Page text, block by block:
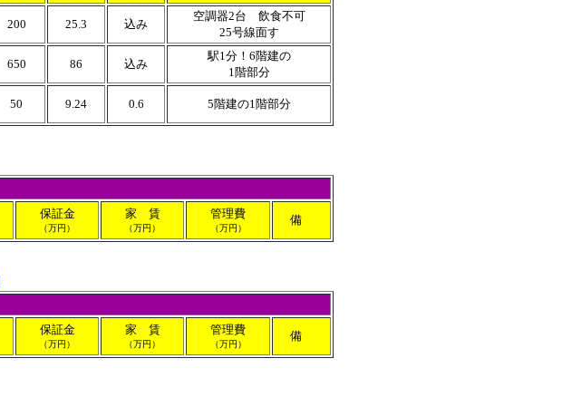
200 25.3 込み
空調器2台 飲食不可
25号線面す
650 86 込み
駅1分！6階建の
1階部分
50 9.24 0.6 5階建の1階部分
保証金
（万円）
家 賃
（万円）
管理費
（万円）
備
保証金
（万円）
家 賃
（万円）
管理費
（万円）
備